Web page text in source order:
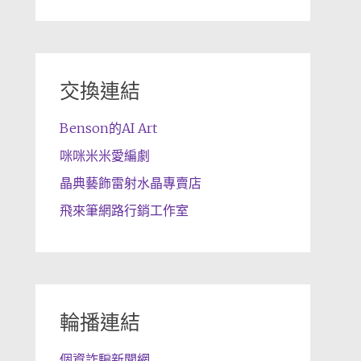
交換連結
Benson的AI Art
咪咪米米愛編劇
晶典藝飾雷射水晶專賣店
飛來筆網路行銷工作室
輪播連結